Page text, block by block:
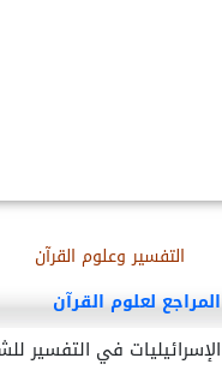
التفسير وعلوم القرآن
المراجع لعلوم القرآن
الإسرائيليات في التفسير